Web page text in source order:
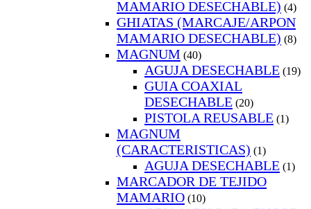
MAMARIO DESECHABLE) (4)
GHIATAS (MARCAJE/ARPON
MAMARIO DESECHABLE) (8)
MAGNUM (40)
AGUJA DESECHABLE (19)
GUIA COAXIAL
DESECHABLE (20)
PISTOLA REUSABLE (1)
MAGNUM
(CARACTERISTICAS) (1)
AGUJA DESECHABLE (1)
MARCADOR DE TEJIDO
MAMARIO (10)